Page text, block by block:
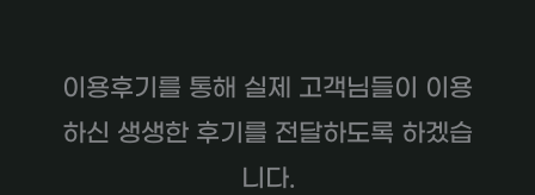
이용후기를 통해 실제 고객님들이 이용
하신 생생한 후기를 전달하도록 하겠습
니다.